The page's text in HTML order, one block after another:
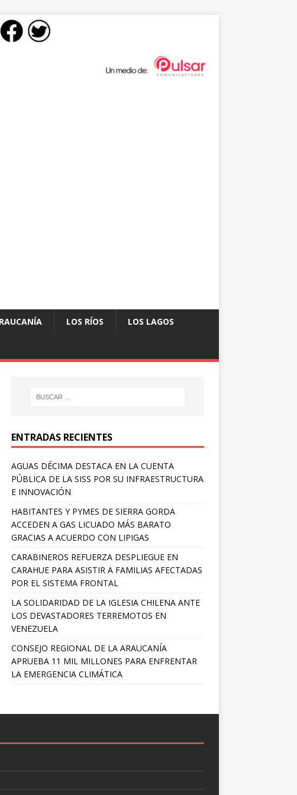
LOS RÍOS LOS LAGOS
ENTRADAS RECIENTES
AGUAS DÉCIMA DESTACA EN LA CUENTA
PÚBLICA DE LA SISS POR SU INFRAESTRUCTURA
E INNOVACIÓN
HABITANTES Y PYMES DE SIERRA GORDA
ACCEDEN A GAS LICUADO MÁS BARATO
GRACIAS A ACUERDO CON LIPIGAS
CARABINEROS REFUERZA DESPLIEGUE EN
CARAHUE PARA ASISTIR A FAMILIAS AFECTADAS
POR EL SISTEMA FRONTAL
LA SOLIDARIDAD DE LA IGLESIA CHILENA ANTE
LOS DEVASTADORES TERREMOTOS EN
VENEZUELA
CONSEJO REGIONAL DE LA ARAUCANÍA
APRUEBA 11 MIL MILLONES PARA ENFRENTAR
LA EMERGENCIA CLIMÁTICA